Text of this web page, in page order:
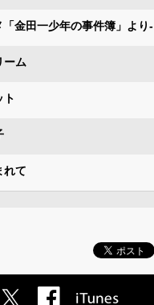
金田一少年の事件簿」より-
ーム
ト
れて